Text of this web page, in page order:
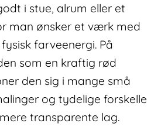
i stue, alrum eller et
man ønsker et værk med
farveenergi. På
som en kraftig rød
den sig i mange små
og tydelige forskelle
transparente lag.